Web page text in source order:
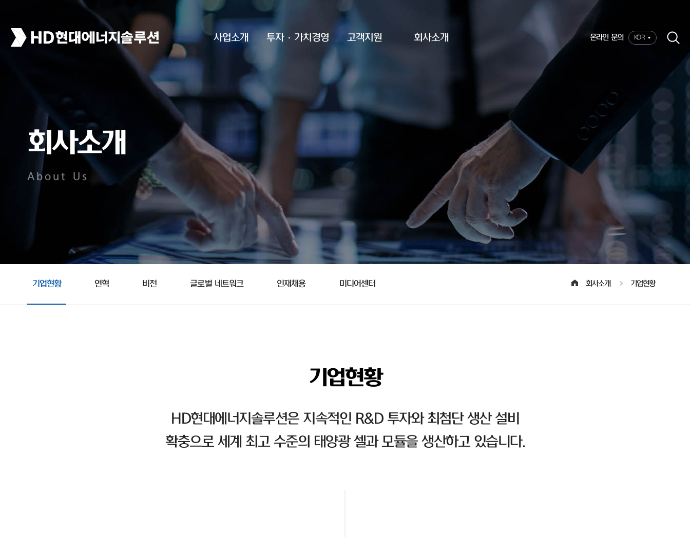
사업소개 투자·가치경영 고객지원 회사소개 온라인 문의 KOR
회사소개
About Us
기업현황 연혁 비전 글로벌 네트워크 인재채용 미디어센터 회사소개 기업현황
기업현황
HD현대에너지솔루션은 지속적인 R&D 투자와 최첨단 생산 설비
확충으로 세계 최고 수준의 태양광 셀과 모듈을 생산하고 있습니다.